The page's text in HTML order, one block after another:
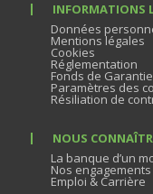
INFORMATIONS
Données
Mentions légales
Cookies
Réglementation
Fonds de
Paramètres des
Résiliation de
NOUS
La banque d’un
Nos
Emploi & Carrière